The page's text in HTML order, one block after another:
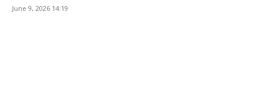
June 9, 2026 14:19